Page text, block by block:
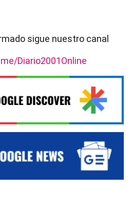
sigue nuestro canal
Diario2001Online